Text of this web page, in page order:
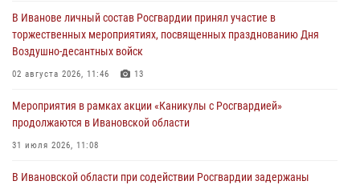
В Иванове личный состав Росгвардии принял участие в
торжественных мероприятиях, посвященных празднованию Дня
Воздушно-десантных войск
02 августа 2026, 11:46 13
Мероприятия в рамках акции «Каникулы с Росгвардией»
продолжаются в Ивановской области
31 июля 2026, 11:08
В Ивановской области при содействии Росгвардии задержаны